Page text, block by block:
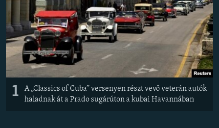
EURÓPAI UNIÓ
VILÁG
KLÍMAVÁLTOZÁS
A MÚLT TANULSÁGAI
KÖVESSEN MINKET!
1
A „Classics of Cuba” versenyen részt vevő veterán autók
haladnak át a Prado sugárúton a kubai Havannában